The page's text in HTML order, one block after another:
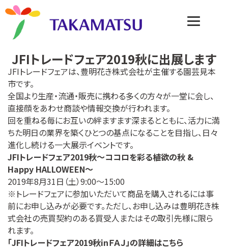
JFIトレードフェア2019秋に出展します
JFIトレードフェアは、豊明花き株式会社が主催する園芸見本
市です。
全国より生産・流通・販売に携わる多くの方々が一堂に会し、
直接顔をあわせ商談や情報交換が行われます。
回を重ねる毎にお互いの絆ますます深まるとともに、活力に満
ちた明日の業界を築くひとつの基点になることを目指し、日々
進化し続ける一大展示イベントです。
JFIトレードフェア2019秋〜ココロを彩る植欲の秋 &
Happy HALLOWEEN〜
2019年8月31日（土）9:00～15:00
※トレードフェアに参加いただいて商品を購入されるには事
前にお申し込みが必要です。ただし、お申し込みは豊明花き株
式会社の売買契約のある買受人またはその取引先様に限ら
れます。
「JFIトレードフェア2019秋inＦＡＪ」の詳細はこちら